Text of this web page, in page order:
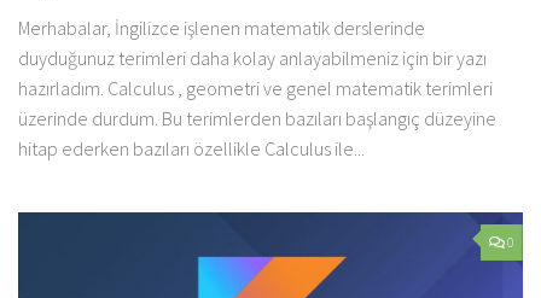
Merhabalar, İngilizce işlenen matematik derslerinde
duyduğunuz terimleri daha kolay anlayabilmeniz için bir yazı
hazırladım. Calculus , geometri ve genel matematik terimleri
üzerinde durdum. Bu terimlerden bazıları başlangıç düzeyine
hitap ederken bazıları özellikle Calculus ile...
0